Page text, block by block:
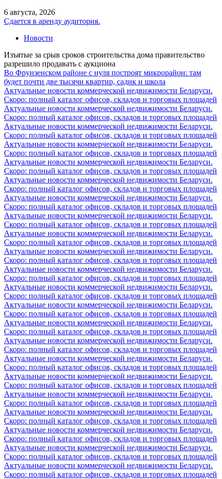
6 августа, 2026
Сдается в аренду аудитория.
Новости
Изъятые за срыв сроков строительства дома правительство
разрешило продавать с аукциона
Во Фрунзенском районе с нуля построят микрорайон: там
будет почти две тысячи квартир, садик и школа
Актуальные новости коммерческой недвижимости Беларуси.
Скоро: полный каталог офисов, складов и торговых площадей
Актуальные новости коммерческой недвижимости Беларуси.
Скоро: полный каталог офисов, складов и торговых площадей
Актуальные новости коммерческой недвижимости Беларуси.
Скоро: полный каталог офисов, складов и торговых площадей
Актуальные новости коммерческой недвижимости Беларуси.
Скоро: полный каталог офисов, складов и торговых площадей
Актуальные новости коммерческой недвижимости Беларуси.
Скоро: полный каталог офисов, складов и торговых площадей
Актуальные новости коммерческой недвижимости Беларуси.
Скоро: полный каталог офисов, складов и торговых площадей
Актуальные новости коммерческой недвижимости Беларуси.
Скоро: полный каталог офисов, складов и торговых площадей
Актуальные новости коммерческой недвижимости Беларуси.
Скоро: полный каталог офисов, складов и торговых площадей
Актуальные новости коммерческой недвижимости Беларуси.
Скоро: полный каталог офисов, складов и торговых площадей
Актуальные новости коммерческой недвижимости Беларуси.
Скоро: полный каталог офисов, складов и торговых площадей
Актуальные новости коммерческой недвижимости Беларуси.
Скоро: полный каталог офисов, складов и торговых площадей
Актуальные новости коммерческой недвижимости Беларуси.
Скоро: полный каталог офисов, складов и торговых площадей
Актуальные новости коммерческой недвижимости Беларуси.
Скоро: полный каталог офисов, складов и торговых площадей
Актуальные новости коммерческой недвижимости Беларуси.
Скоро: полный каталог офисов, складов и торговых площадей
Актуальные новости коммерческой недвижимости Беларуси.
Скоро: полный каталог офисов, складов и торговых площадей
Актуальные новости коммерческой недвижимости Беларуси.
Скоро: полный каталог офисов, складов и торговых площадей
Актуальные новости коммерческой недвижимости Беларуси.
Скоро: полный каталог офисов, складов и торговых площадей
Актуальные новости коммерческой недвижимости Беларуси.
Скоро: полный каталог офисов, складов и торговых площадей
Актуальные новости коммерческой недвижимости Беларуси.
Скоро: полный каталог офисов, складов и торговых площадей
Актуальные новости коммерческой недвижимости Беларуси.
Скоро: полный каталог офисов, складов и торговых площадей
Актуальные новости коммерческой недвижимости Беларуси.
Скоро: полный каталог офисов, складов и торговых площадей
Актуальные новости коммерческой недвижимости Беларуси.
Скоро: полный каталог офисов, складов и торговых площадей